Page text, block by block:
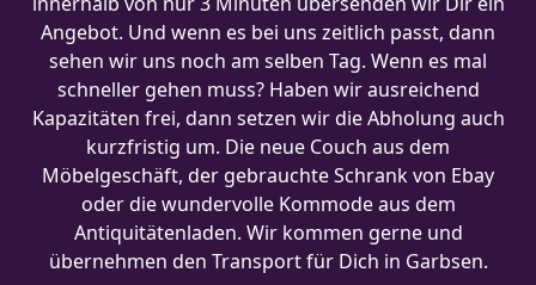
Angebot. Und wenn es bei uns zeitlich passt, dann
sehen wir uns noch am selben Tag. Wenn es mal
schneller gehen muss? Haben wir ausreichend
Kapazitäten frei, dann setzen wir die Abholung auch
kurzfristig um. Die neue Couch aus dem
Möbelgeschäft, der gebrauchte Schrank von Ebay
oder die wundervolle Kommode aus dem
Antiquitätenladen. Wir kommen gerne und
übernehmen den Transport für Dich in Garbsen.